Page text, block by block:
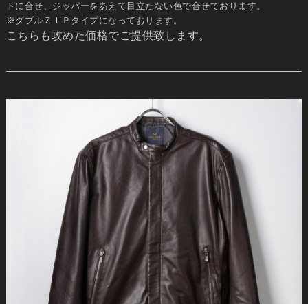
トに合せ、ジッパーをあえて目立たない色で合せております。
※ダブルＺＩＰタイプになっております。
こちらも攻めた価格でご提供致します。